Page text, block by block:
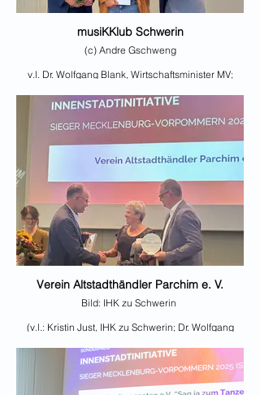
musiKKlub Schwerin
(c) Andre Gschweng
v.l. Dr. Wolfgang Blank, Wirtschaftsminister MV;
Belke, Präsident IHK zu Schwerin)
Verein Altstadthändler Parchim e. V.
Bild: IHK zu Schwerin
(v.l.: Kristin Just, IHK zu Schwerin; Dr. Wolfgang
Rosengarten, Altstadthändler Parchim e. V.;
Matthias Belke, Präsident der IHK zu Schwerin)